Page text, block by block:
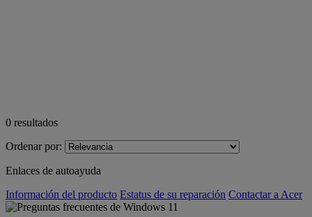
0 resultados
Ordenar por:
Enlaces de autoayuda
Información del producto Estatus de su reparación Contactar a Acer